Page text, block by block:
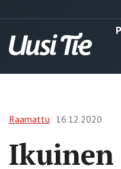
Raamattu 16.12.2020